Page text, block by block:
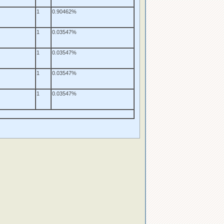
1 0.90462%
1 0.03547%
1 0.03547%
1 0.03547%
1 0.03547%